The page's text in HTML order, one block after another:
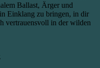
Ballast, Ärger und
Einklang zu bringen, in dir
vertrauensvoll in der wilden